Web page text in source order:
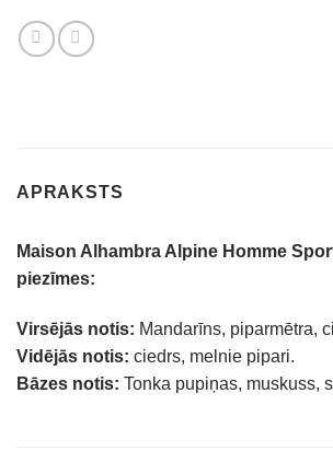
APRAKSTS
Maison Alhambra Alpine Homme
piezīmes:
Virsējās notis: Mandarīns, piparmētra,
Vidējās notis: ciedrs, melnie pipari.
Bāzes notis: Tonka pupiņas, muskuss,